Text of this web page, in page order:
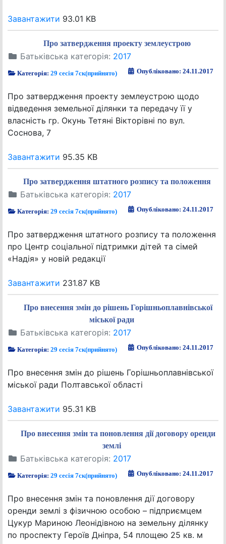
Завантажити 93.01 KB
Про затвердження проекту землеустрою
Батьківська категорія: 2017
Категорія:29 сесія 7ск(прийнято) Опубліковано: 24.11.2017
Про затвердження проекту землеустрою щодо
відведення земельної ділянки та передачу її у
власність гр. Окунь Тетяні Вікторівні по вул.
Соснова, 7
Завантажити 95.35 KB
Про затвердження штатного розпису та положення
Батьківська категорія: 2017
Категорія:29 сесія 7ск(прийнято) Опубліковано: 24.11.2017
Про затвердження штатного розпису та положення
про Центр соціальної підтримки дітей та сімей
«Надія» у новій редакції
Завантажити 231.87 KB
Про внесення змін до рішень Горішньоплавнівської
міської ради
Батьківська категорія: 2017
Категорія:29 сесія 7ск(прийнято) Опубліковано: 24.11.2017
Про внесення змін до рішень Горішньоплавнівської
міської ради Полтавської області
Завантажити 95.31 KB
Про внесення змін та поновлення дії договору оренди
землі
Батьківська категорія: 2017
Категорія:29 сесія 7ск(прийнято) Опубліковано: 24.11.2017
Про внесення змін та поновлення дії договору
оренди землі з фізичною особою – підприємцем
Цукур Мариною Леонідівною на земельну ділянку
по проспекту Героїв Дніпра, 54 площею 25 кв. м